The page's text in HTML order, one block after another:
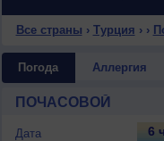
Все страны › Турция › ›
Погода Аллергия
ПОЧАСОВОЙ
Дата
6